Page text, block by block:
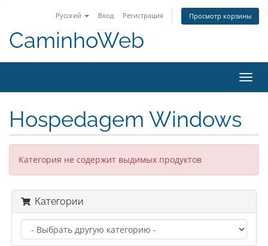
Русский Вход Регистрация Просмотр корзины
CaminhoWeb
Hospedagem Windows
Категория не содержит выдимых продуктов
Категории